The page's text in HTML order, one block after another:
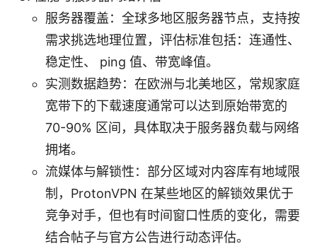
服务器覆盖：全球多地区服务器节点，支持按
需求挑选地理位置，评估标准包括：连通性、
稳定性、 ping 值、带宽峰值。
实测数据趋势：在欧洲与北美地区，常规家庭
宽带下的下载速度通常可以达到原始带宽的
70-90% 区间，具体取决于服务器负载与网络
拥堵。
流媒体与解锁性：部分区域对内容库有地域限
制，ProtonVPN 在某些地区的解锁效果优于
竞争对手，但也有时间窗口性质的变化，需要
结合帖子与官方公告进行动态评估。